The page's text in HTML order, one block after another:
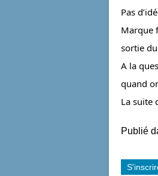
Pas
Marque
sortie
A la
quand
La suite
Publié